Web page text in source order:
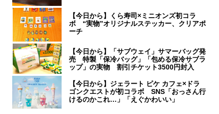
【今日から】くら寿司×ミニオンズ初コラ
ボ “実物”オリジナルステッカー、クリアポ
ーチ
【今日から】「サブウェイ」サマーバッグ発
売 特製「保冷バッグ」「包める保冷サブラ
ップ」の実物 割引チケット3500円封入
【今日から】ジェラート ピケ カフェ×ドラ
ゴンクエストが初コラボ SNS「おっさん行
けるのかこれ…」「えぐかわいい」